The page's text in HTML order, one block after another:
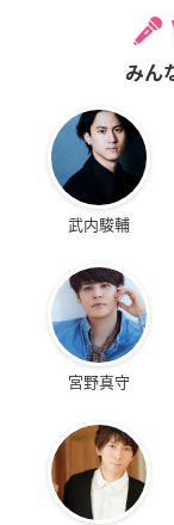
みん
武内駿輔
宮野真守